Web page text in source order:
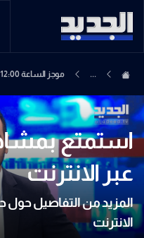
... موجز الساعة 12:00
استمتع
عبر الانترنت
المزيد من التفاصيل
الانترنت